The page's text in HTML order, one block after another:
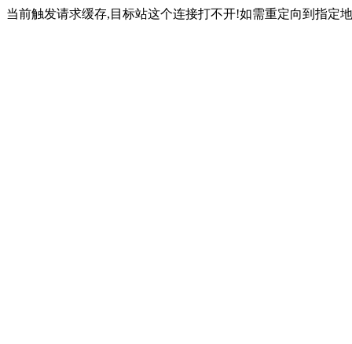
当前触发请求缓存,目标站这个连接打不开!如需重定向到指定